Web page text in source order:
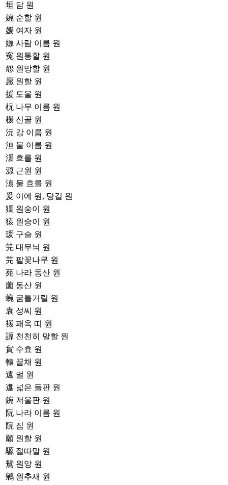
垣 담 원
婉 순할 원
媛 여자 원
嫄 사람 이름 원
寃 원통할 원
怨 원망할 원
愿 원할 원
援 도울 원
杬 나무 이름 원
楥 신골 원
沅 강 이름 원
洹 물 이름 원
湲 흐를 원
源 근원 원
溒 물 흐를 원
爰 이에 원, 당길 원
猨 원숭이 원
猿 원숭이 원
瑗 구슬 원
笎 대무늬 원
芫 팥꽃나무 원
苑 나라 동산 원
薗 동산 원
蜿 굼틀거릴 원
袁 성씨 원
褑 패옥 띠 원
謜 천천히 말할 원
貟 수효 원
轅 끌채 원
遠 멀 원
邍 넓은 들판 원
鋺 저울판 원
阮 나라 이름 원
院 집 원
願 원할 원
騵 절따말 원
鴛 원앙 원
鵷 원추새 원